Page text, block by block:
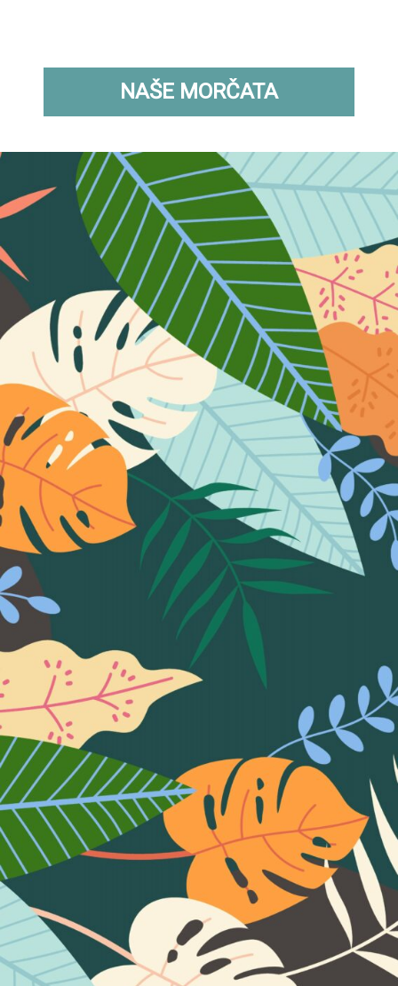
NAŠE MORČATA